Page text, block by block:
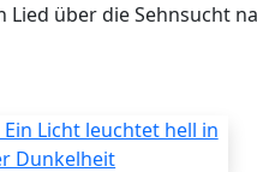
Lied über die Sehnsucht